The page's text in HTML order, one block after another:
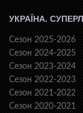
УКРАЇНА.
Сезон 2025-2026
Сезон 2024-2025
Сезон 2023-2024
Сезон 2022-2023
Сезон 2021-2022
Сезон 2020-2021